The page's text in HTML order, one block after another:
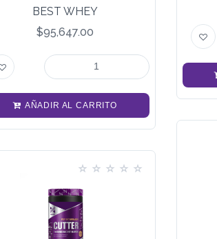
BEST WHEY
$95,647.00
AÑADIR AL CARRITO